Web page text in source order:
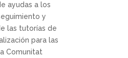
ayudas a los
y
las tutorías de
para las
Comunitat